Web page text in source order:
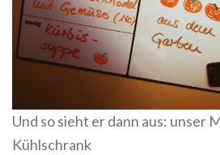
Und so sieht er dann aus: unser
Kühlschrank